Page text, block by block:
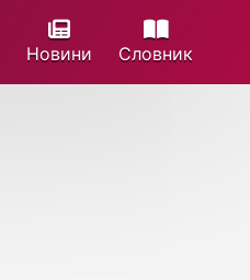
Новини Cловник